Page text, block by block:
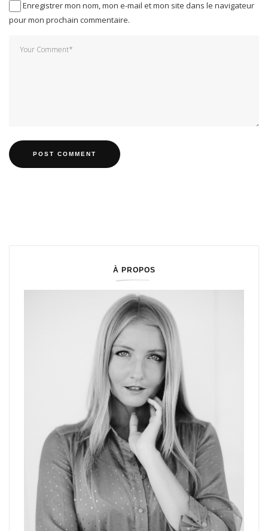
Enregistrer mon nom, mon e-mail et mon site dans le navigateur
pour mon prochain commentaire.
À PROPOS